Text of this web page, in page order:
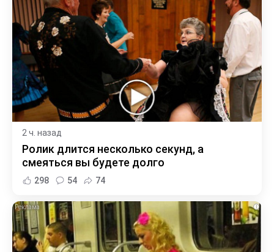
2 ч. назад
Ролик длится несколько секунд, а
смеяться вы будете долго
298 54 74
i